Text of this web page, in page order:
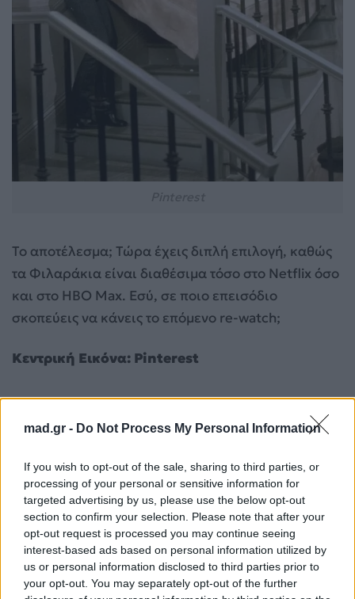
mad.gr - Do Not Process My Personal Information
If you wish to opt-out of the sale, sharing to third parties, or
processing of your personal or sensitive information for
targeted advertising by us, please use the below opt-out
section to confirm your selection. Please note that after your
opt-out request is processed you may continue seeing
interest-based ads based on personal information utilized by
us or personal information disclosed to third parties prior to
your opt-out. You may separately opt-out of the further
Το αποτέλεσμα; Τώρα έχεις διπλή επιλογή, καθώς
τα Φιλαράκια είναι διαθέσιμα τόσο στο Netflix όσο
και στο HBO Max. Εσύ, σε ποιο επεισόδιο
σκοπεύεις να κάνεις το επόμενο re-watch;
Κεντρική Εικόνα: Pinterest